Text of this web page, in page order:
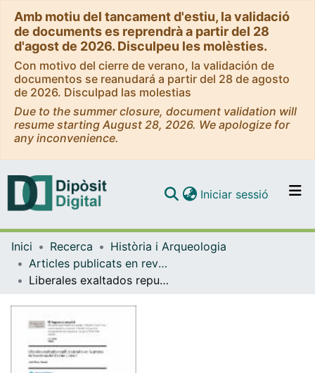
Amb motiu del tancament d'estiu, la validació
de documents es reprendrà a partir del 28
d'agost de 2026. Disculpeu les molèsties.
Con motivo del cierre de verano, la validación de
documentos se reanudará a partir del 28 de agosto
de 2026. Disculpad las molestias
Due to the summer closure, document validation will
resume starting August 28, 2026. We apologize for
any inconvenience.
Navega per tot el DD
Iniciar sessió (current)
Inici Recerca
Història i Arqueologia
Articles publicats en revistes (Història i Arqueologia)
Liberales exaltados republicanizados en la prensa de Barcelona del Trienio Liberal